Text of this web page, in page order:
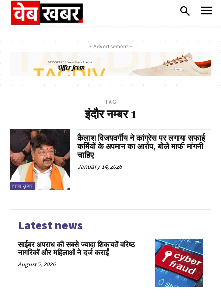
- Advertisement -
TAG
इंदौर नम्बर 1
ताज़ा ख़बर
कैलाश विजयवर्गीय ने कांग्रेस पर लगाया सफाई
कर्मियों के अपमान का आरोप, बोले माफी मांगनी
चाहिए
January 14, 2026
Latest news
साईबर अपराध की सबसे ज्यादा शिकायतें वरिष्ठ
नागरिकों और महिलाओं ने दर्ज कराईं
August 5, 2026